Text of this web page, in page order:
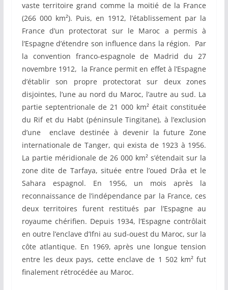
vaste territoire grand comme la moitié de la France
(266 000 km²). Puis, en 1912, l’établissement par la
France d’un protectorat sur le Maroc a permis à
l’Espagne d’étendre son influence dans la région. Par
la convention franco-espagnole de Madrid du 27
novembre 1912, la France permit en effet à l’Espagne
d’établir son propre protectorat sur deux zones
disjointes, l’une au nord du Maroc, l’autre au sud. La
partie septentrionale de 21 000 km² était constituée
du Rif et du Habt (péninsule Tingitane), à l’exclusion
d’une enclave destinée à devenir la future Zone
internationale de Tanger, qui exista de 1923 à 1956.
La partie méridionale de 26 000 km² s’étendait sur la
zone dite de Tarfaya, située entre l’oued Drâa et le
Sahara espagnol. En 1956, un mois après la
reconnaissance de l’indépendance par la France, ces
deux territoires furent restitués par l’Espagne au
royaume chérifien. Depuis 1934, l’Espagne contrôlait
en outre l’enclave d’Ifni au sud-ouest du Maroc, sur la
côte atlantique. En 1969, après une longue tension
entre les deux pays, cette enclave de 1 502 km² fut
finalement rétrocédée au Maroc.